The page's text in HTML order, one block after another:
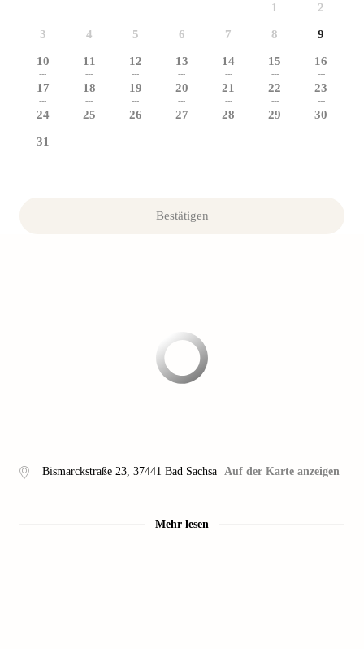
1 2
3 4 5 6 7 8 9
10
---
11
---
12
---
13
---
14
---
15
---
16
---
17
---
18
---
19
---
20
---
21
---
22
---
23
---
24
---
25
---
26
---
27
---
28
---
29
---
30
---
31
---
Bestätigen
Bismarckstraße 23, 37441 Bad Sachsa Auf der Karte anzeigen
Mehr lesen